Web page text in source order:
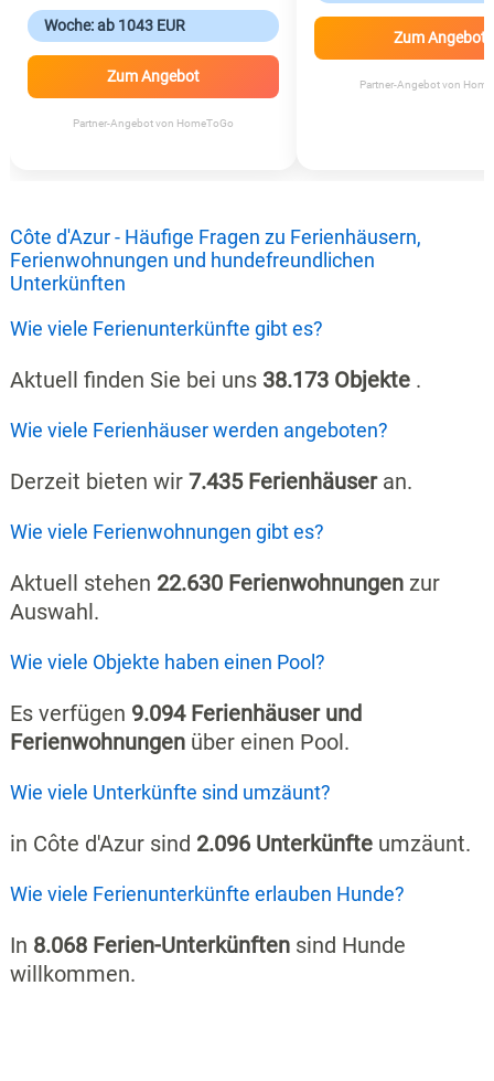
Woche: ab 1043 EUR
Zum Angebot
Partner-Angebot von HomeToGo
Zum Angebot
Partner-Angebot von
Côte d'Azur - Häufige Fragen zu Ferienhäusern,
Ferienwohnungen und hundefreundlichen
Unterkünften
Wie viele Ferienunterkünfte gibt es?
Aktuell finden Sie bei uns 38.173 Objekte .
Wie viele Ferienhäuser werden angeboten?
Derzeit bieten wir 7.435 Ferienhäuser an.
Wie viele Ferienwohnungen gibt es?
Aktuell stehen 22.630 Ferienwohnungen zur
Auswahl.
Wie viele Objekte haben einen Pool?
Es verfügen 9.094 Ferienhäuser und
Ferienwohnungen über einen Pool.
Wie viele Unterkünfte sind umzäunt?
in Côte d'Azur sind 2.096 Unterkünfte umzäunt.
Wie viele Ferienunterkünfte erlauben Hunde?
In 8.068 Ferien-Unterkünftensind Hunde
willkommen.